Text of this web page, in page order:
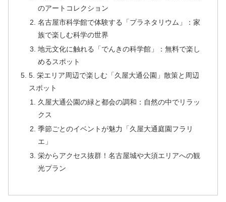
のアートコレクション
名古屋市科学館で体験する「プラネタリウム」：家
族で楽しむ科学の世界
地元文化に触れる「でんきの科学館」：無料で楽し
めるスポット
5. 栄エリア周辺で楽しむ「久屋大通公園」散策と周辺
スポット
久屋大通公園の緑と都会の調和：自然の中でリラッ
クス
季節ごとのイベントが魅力「久屋大通庭園フラリ
エ」
栄からアクセス抜群！名古屋城や大須エリアへの観
光プラン